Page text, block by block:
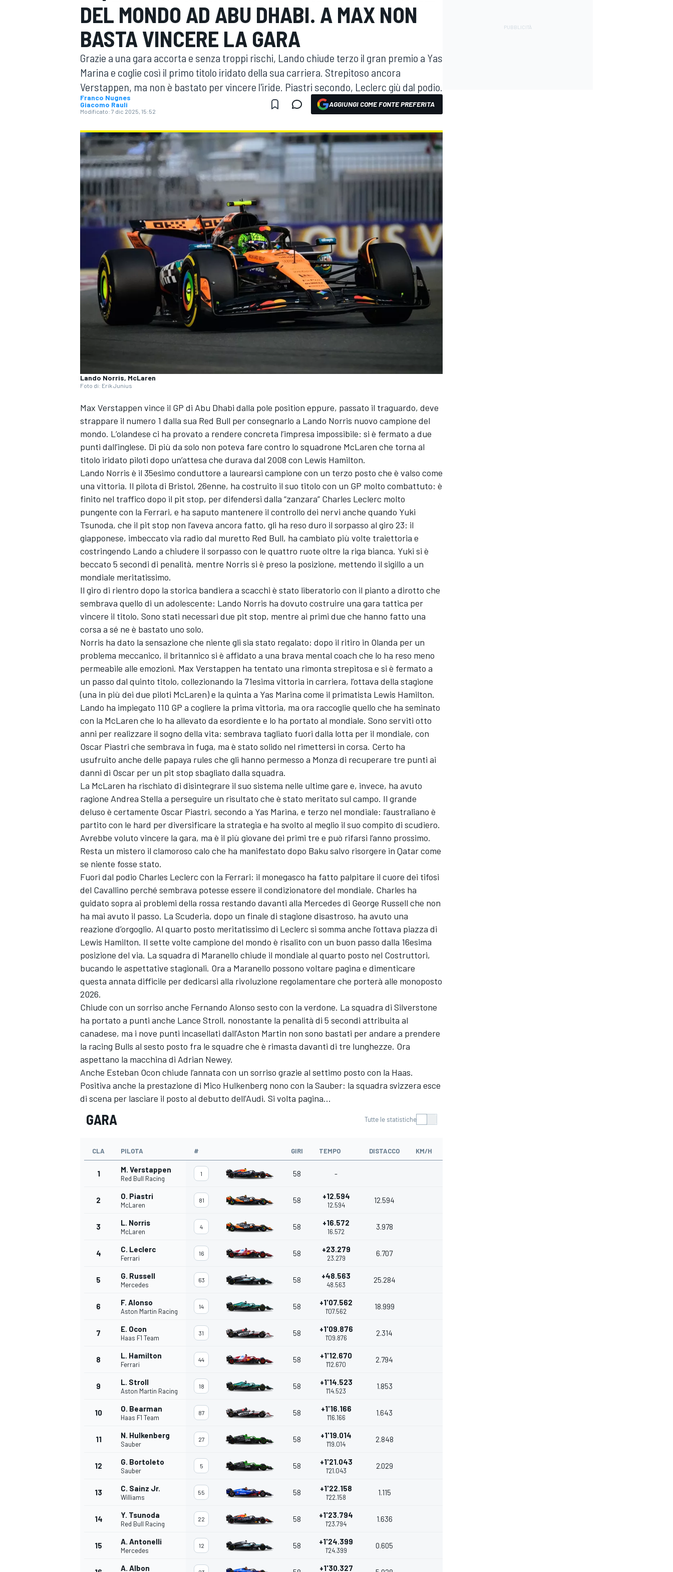
MOTOGP WEC
MONOPOSTO
ENDURANCE/GT
MONOMARCA
DEL MONDO AD ABU DHABI. A MAX NON
BASTA VINCERE LA GARA
Grazie a una gara accorta e senza troppi rischi, Lando chiude terzo il gran premio a Yas
Marina e coglie così il primo titolo iridato della sua carriera. Strepitoso ancora
Verstappen, ma non è bastato per vincere l'iride. Piastri secondo, Leclerc giù dal podio.
Franco Nugnes
Giacomo Rauli
Modificato: 7 dic 2025, 15:52
AGGIUNGI COME FONTE PREFERITA
Lando Norris, McLaren
Foto di: Erik Junius
Max Verstappen vince il GP di Abu Dhabi dalla pole position eppure, passato il traguardo, deve
strappare il numero 1 dalla sua Red Bull per consegnarlo a Lando Norris nuovo campione del
mondo. L’olandese ci ha provato a rendere concreta l’impresa impossibile: si è fermato a due
punti dall’inglese. Di più da solo non poteva fare contro lo squadrone McLaren che torna al
titolo iridato piloti dopo un’attesa che durava dal 2008 con Lewis Hamilton.
Lando Norris è il 35esimo conduttore a laurearsi campione con un terzo posto che è valso come
una vittoria. Il pilota di Bristol, 26enne, ha costruito il suo titolo con un GP molto combattuto: è
finito nel traffico dopo il pit stop, per difendersi dalla “zanzara” Charles Leclerc molto
pungente con la Ferrari, e ha saputo mantenere il controllo dei nervi anche quando Yuki
Tsunoda, che il pit stop non l’aveva ancora fatto, gli ha reso duro il sorpasso al giro 23: il
giapponese, imbeccato via radio dal muretto Red Bull, ha cambiato più volte traiettoria e
costringendo Lando a chiudere il sorpasso con le quattro ruote oltre la riga bianca. Yuki si è
beccato 5 secondi di penalità, mentre Norris si è preso la posizione, mettendo il sigillo a un
mondiale meritatissimo.
Il giro di rientro dopo la storica bandiera a scacchi è stato liberatorio con il pianto a dirotto che
sembrava quello di un adolescente: Lando Norris ha dovuto costruire una gara tattica per
vincere il titolo. Sono stati necessari due pit stop, mentre ai primi due che hanno fatto una
corsa a sé ne è bastato uno solo.
Norris ha dato la sensazione che niente gli sia stato regalato: dopo il ritiro in Olanda per un
problema meccanico, il britannico si è affidato a una brava mental coach che lo ha reso meno
permeabile alle emozioni. Max Verstappen ha tentato una rimonta strepitosa e si è fermato a
un passo dal quinto titolo, collezionando la 71esima vittoria in carriera, l’ottava della stagione
(una in più dei due piloti McLaren) e la quinta a Yas Marina come il primatista Lewis Hamilton.
Lando ha impiegato 110 GP a cogliere la prima vittoria, ma ora raccoglie quello che ha seminato
con la McLaren che lo ha allevato da esordiente e lo ha portato al mondiale. Sono serviti otto
anni per realizzare il sogno della vita: sembrava tagliato fuori dalla lotta per il mondiale, con
Oscar Piastri che sembrava in fuga, ma è stato solido nel rimettersi in corsa. Certo ha
usufruito anche delle papaya rules che gli hanno permesso a Monza di recuperare tre punti ai
danni di Oscar per un pit stop sbagliato dalla squadra.
La McLaren ha rischiato di disintegrare il suo sistema nelle ultime gare e, invece, ha avuto
ragione Andrea Stella a perseguire un risultato che è stato meritato sul campo. Il grande
deluso è certamente Oscar Piastri, secondo a Yas Marina, e terzo nel mondiale: l’australiano è
partito con le hard per diversificare la strategia e ha svolto al meglio il suo compito di scudiero.
Avrebbe voluto vincere la gara, ma è il più giovane dei primi tre e può rifarsi l’anno prossimo.
Resta un mistero il clamoroso calo che ha manifestato dopo Baku salvo risorgere in Qatar come
se niente fosse stato.
Fuori dal podio Charles Leclerc con la Ferrari: il monegasco ha fatto palpitare il cuore dei tifosi
del Cavallino perché sembrava potesse essere il condizionatore del mondiale. Charles ha
guidato sopra ai problemi della rossa restando davanti alla Mercedes di George Russell che non
ha mai avuto il passo. La Scuderia, dopo un finale di stagione disastroso, ha avuto una
reazione d’orgoglio. Al quarto posto meritatissimo di Leclerc si somma anche l’ottava piazza di
Lewis Hamilton. Il sette volte campione del mondo è risalito con un buon passo dalla 16esima
posizione del via. La squadra di Maranello chiude il mondiale al quarto posto nel Costruttori,
bucando le aspettative stagionali. Ora a Maranello possono voltare pagina e dimenticare
questa annata difficile per dedicarsi alla rivoluzione regolamentare che porterà alle monoposto
2026.
Chiude con un sorriso anche Fernando Alonso sesto con la verdone. La squadra di Silverstone
ha portato a punti anche Lance Stroll, nonostante la penalità di 5 secondi attribuita al
canadese, ma i nove punti incasellati dall’Aston Martin non sono bastati per andare a prendere
la racing Bulls al sesto posto fra le squadre che è rimasta davanti di tre lunghezze. Ora
aspettano la macchina di Adrian Newey.
Anche Esteban Ocon chiude l’annata con un sorriso grazie al settimo posto con la Haas.
Positiva anche la prestazione di Mico Hulkenberg nono con la Sauber: la squadra svizzera esce
di scena per lasciare il posto al debutto dell’Audi. Si volta pagina...
GARA Tutte le statistiche
CLA PILOTA # GIRI TEMPO DISTACCO KM/H
1 M. Verstappen
Red Bull Racing
1 58 -
2 O. Piastri
McLaren
81 58 +12.594
12.594
12.594
3 L. Norris
McLaren
4 58 +16.572
16.572
3.978
4 C. Leclerc
Ferrari
16 58 +23.279
23.279
6.707
5 G. Russell
Mercedes
63 58 +48.563
48.563
25.284
6 F. Alonso
Aston Martin Racing
14 58 +1'07.562
1'07.562
18.999
7 E. Ocon
Haas F1 Team
31 58 +1'09.876
1'09.876
2.314
8 L. Hamilton
Ferrari
44 58 +1'12.670
1'12.670
2.794
9 L. Stroll
Aston Martin Racing
18 58 +1'14.523
1'14.523
1.853
10 O. Bearman
Haas F1 Team
87 58 +1'16.166
1'16.166
1.643
11 N. Hulkenberg
Sauber
27 58 +1'19.014
1'19.014
2.848
12 G. Bortoleto
Sauber
5 58 +1'21.043
1'21.043
2.029
13 C. Sainz Jr.
Williams
55 58 +1'22.158
1'22.158
1.115
14 Y. Tsunoda
Red Bull Racing
22 58 +1'23.794
1'23.794
1.636
15 A. Antonelli
Mercedes
12 58 +1'24.399
1'24.399
0.605
A. Albon +1'30.327